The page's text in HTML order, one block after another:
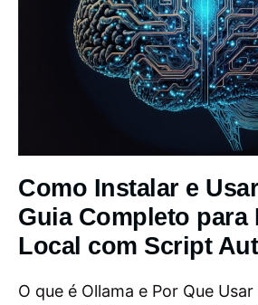
Como Instalar e
Guia Completo para
Local com Script
O que é Ollama e Por Que